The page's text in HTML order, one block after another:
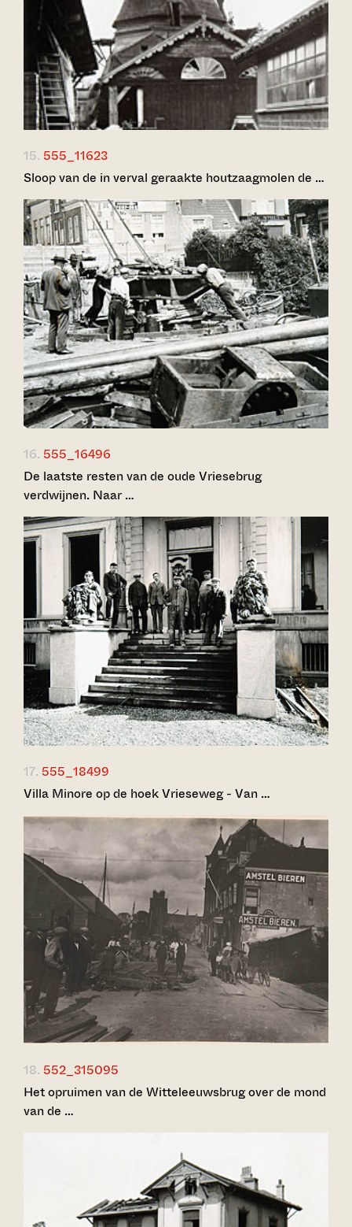
15. 555_11623
Sloop van de in verval geraakte houtzaagmolen de …
16. 555_16496
De laatste resten van de oude Vriesebrug
verdwijnen. Naar …
17. 555_18499
Villa Minore op de hoek Vrieseweg - Van …
18. 552_315095
Het opruimen van de Witteleeuwsbrug over de mond
van de …